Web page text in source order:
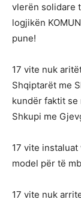
vlerën solidare
logjikën
pune!
17 vite nuk
Shqiptarët me
kundër faktit
Shkupi me
17 vite
model për të
17 vite nuk